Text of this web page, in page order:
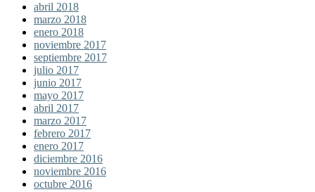
abril 2018
marzo 2018
enero 2018
noviembre 2017
septiembre 2017
julio 2017
junio 2017
mayo 2017
abril 2017
marzo 2017
febrero 2017
enero 2017
diciembre 2016
noviembre 2016
octubre 2016